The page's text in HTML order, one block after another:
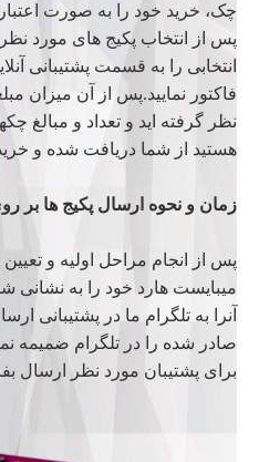
چک، خرید خود را به صورت
پس از انتخاب پکیج های مورد
انتخابی را به قسمت پشتیبانی
فاکتور نمایید.پس از آن میزان
نظر گرفته اید و تعداد و مبالغ
هستید از شما دریافت شده و
زمان و نحوه ارسال پکیج ها بر
پس از انجام مراحل اولیه و تعیین
میبایست هارد خود را به
آنرا به تلگرام ما در پشتیبانی
صادر شده را در تلگرام ضمیمه
برای پشتیبان مورد نظر ارسال